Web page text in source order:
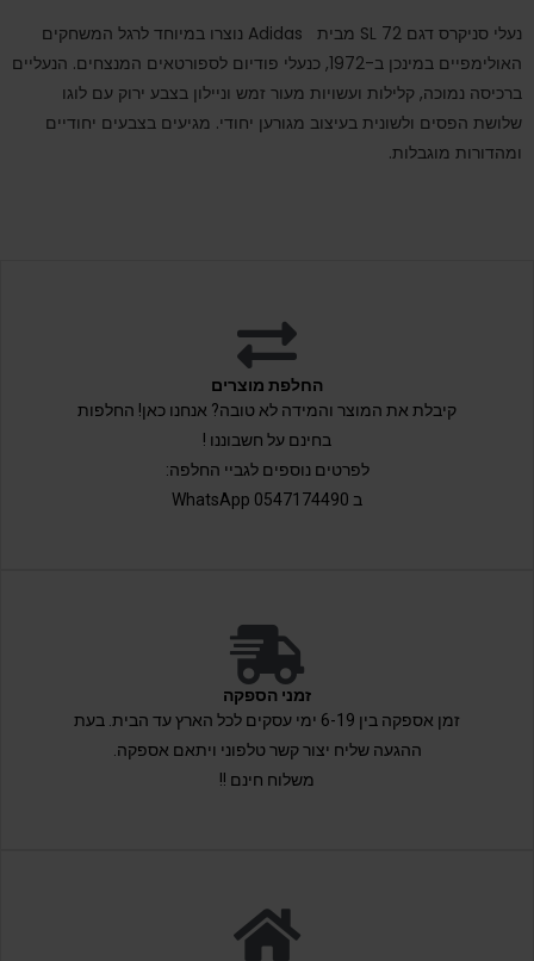
נעלי סניקרס דגם SL 72 מבית Adidas נוצרו במיוחד לרגל המשחקים
האולימפיים במינכן ב-1972, כנעלי פודיום לספורטאים המנצחים. הנעליים
ברכיסה נמוכה, קלילות ועשויות מעור זמש וניילון בצבע ירוק עם לוגו
שלושת הפסים ולשונית בעיצוב מגורען יחודי. מגיעים בצבעים יחודיים
ומהדורות מוגבלות.
החלפת מוצרים
קיבלת את המוצר והמידה לא טובה? אנחנו כאן! החלפות
בחינם על חשבוננו !
לפרטים נוספים לגביי החלפה:
ב 0547174490 WhatsApp
זמני הספקה
זמן אספקה בין 6-19 ימי עסקים לכל הארץ עד הבית. בעת
ההגעה שליח יצור קשר טלפוני ויתאם אספקה.
משלוח חינם !!